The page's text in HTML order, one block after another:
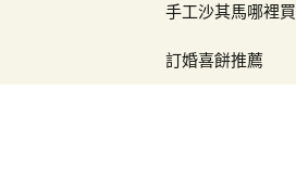
手工沙其馬哪裡買
訂婚喜餅推薦